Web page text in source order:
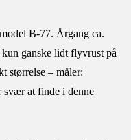
B-77. Årgang ca.
ganske lidt flyvrust på
størrelse – måler:
svær at finde i denne